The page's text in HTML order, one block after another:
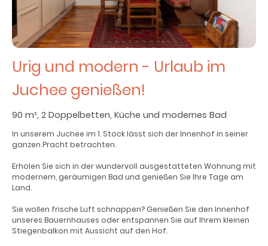
90 m², 2 Doppelbetten, Küche und modernes Bad
Urig und modern - Urlaub im
Juchee genießen!
In unserem Juchee im 1. Stock lässt sich der Innenhof in seiner
ganzen Pracht betrachten.
Erholen Sie sich in der wundervoll ausgestatteten Wohnung mit
modernem, geräumigen Bad und genießen Sie Ihre Tage am
Land.
Sie wollen frische Luft schnappen? Genießen Sie den Innenhof
unseres Bauernhauses oder entspannen Sie auf Ihrem kleinen
Stiegenbalkon mit Aussicht auf den Hof.